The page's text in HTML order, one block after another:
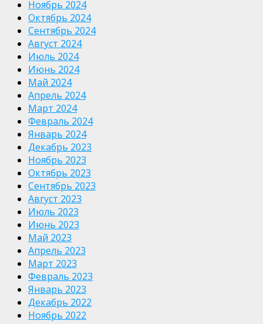
Ноябрь 2024
Октябрь 2024
Сентябрь 2024
Август 2024
Июль 2024
Июнь 2024
Май 2024
Апрель 2024
Март 2024
Февраль 2024
Январь 2024
Декабрь 2023
Ноябрь 2023
Октябрь 2023
Сентябрь 2023
Август 2023
Июль 2023
Июнь 2023
Май 2023
Апрель 2023
Март 2023
Февраль 2023
Январь 2023
Декабрь 2022
Ноябрь 2022